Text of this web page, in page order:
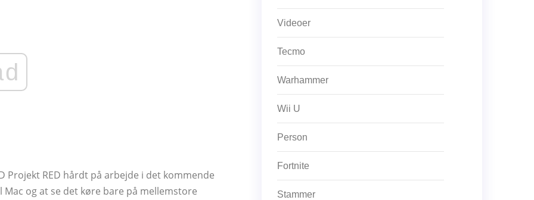
Projekt RED hårdt på arbejde i det kommende
og at se det køre bare på mellemstore
Videoer
Tecmo
Warhammer
Wii U
Person
Fortnite
Stammer